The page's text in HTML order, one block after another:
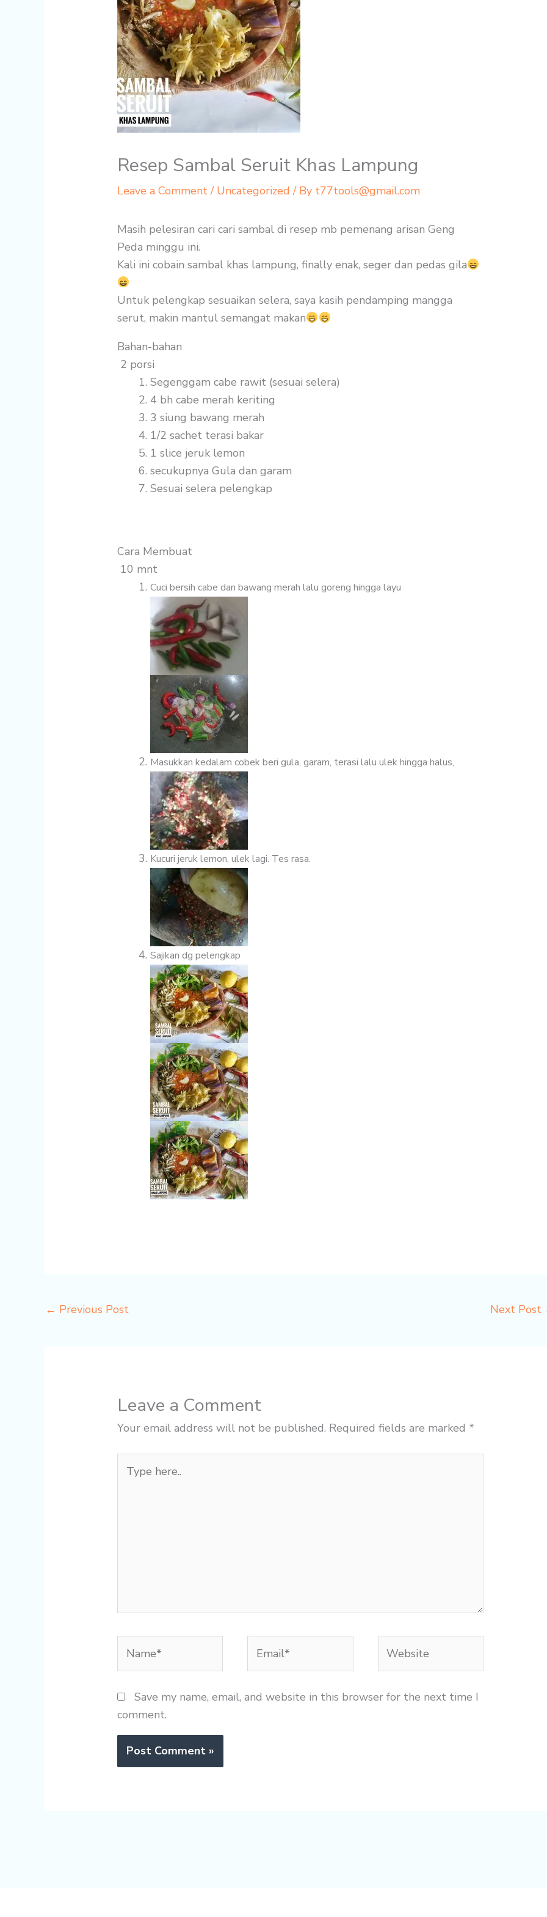
Resep Sambal Seruit Khas Lampung
Leave a Comment / Uncategorized / By t77tools@gmail.com
Masih pelesiran cari cari sambal di resep mb pemenang arisan Geng
Peda minggu ini.
Kali ini cobain sambal khas lampung, finally enak, seger dan pedas gila
Untuk pelengkap sesuaikan selera, saya kasih pendamping mangga
serut, makin mantul semangat makan
Bahan-bahan
2 porsi
Segenggam cabe rawit (sesuai selera)
4 bh cabe merah keriting
3 siung bawang merah
1/2 sachet terasi bakar
1 slice jeruk lemon
secukupnya Gula dan garam
Sesuai selera pelengkap
Cara Membuat
10 mnt
Cuci bersih cabe dan bawang merah lalu goreng hingga layu
Masukkan kedalam cobek beri gula, garam, terasi lalu ulek hingga halus,
Kucuri jeruk lemon, ulek lagi. Tes rasa.
Sajikan dg pelengkap
← Previous Post Next Post
Leave a Comment
Your email address will not be published. Required fields are marked *
here..
Save my name, email, and website in this browser for the next time I
comment.